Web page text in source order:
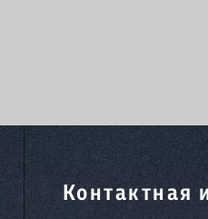
Контактная